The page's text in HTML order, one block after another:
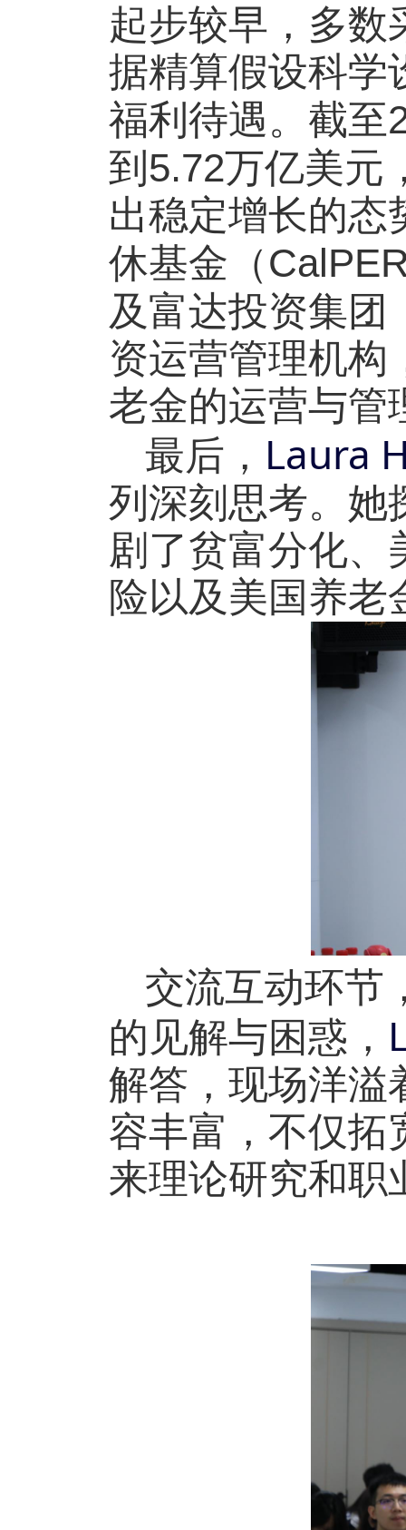
起步较早，多数
据精算假设科学
福利待遇。截至
到 5.72万亿美元
出稳定增长的态
休基金（
及富达投资集团
资运营管理机构
老金的运营与管
最后， Laura
列深刻思考。她
剧了贫富分化、
险以及美国养老
交流互动环节
的见解与困惑，
解答，现场洋溢
容丰富，不仅拓
来理论研究和职